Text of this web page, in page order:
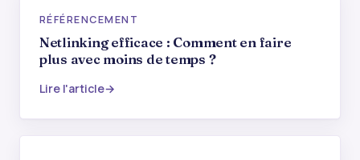
RÉFÉRENCEMENT
Netlinking efficace : Comment en faire
plus avec moins de temps ?
Lire l'article